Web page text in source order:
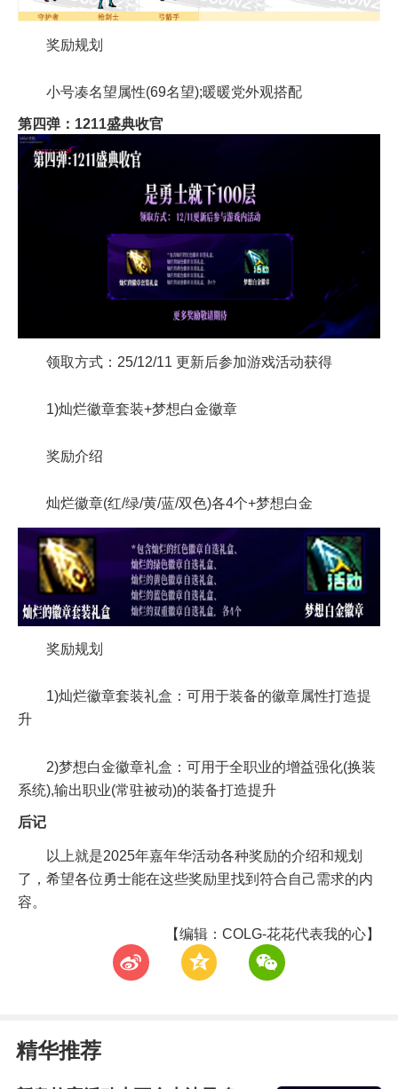
奖励规划
小号凑名望属性(69名望);暖暖党外观搭配
第四弹：1211盛典收官
领取方式：25/12/11 更新后参加游戏活动获得
1)灿烂徽章套装+梦想白金徽章
奖励介绍
灿烂徽章(红/绿/黄/蓝/双色)各4个+梦想白金
奖励规划
1)灿烂徽章套装礼盒：可用于装备的徽章属性打造提
升
2)梦想白金徽章礼盒：可用于全职业的增益强化(换装
系统),输出职业(常驻被动)的装备打造提升
后记
以上就是2025年嘉年华活动各种奖励的介绍和规划
了，希望各位勇士能在这些奖励里找到符合自己需求的内
容。
【编辑：COLG-花花代表我的心】
t z w
精华推荐